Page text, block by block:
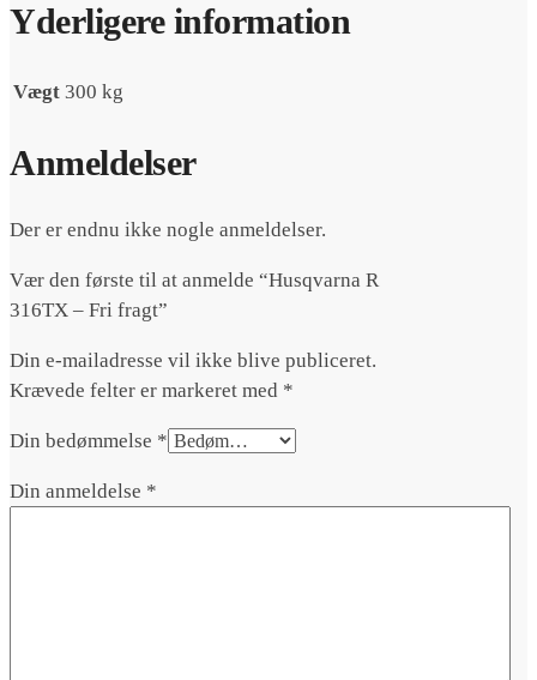
Yderligere information
Vægt 300 kg
Anmeldelser
Der er endnu ikke nogle anmeldelser.
Vær den første til at anmelde “Husqvarna R
316TX – Fri fragt”
Din e-mailadresse vil ikke blive publiceret.
Krævede felter er markeret med *
Din bedømmelse *
Din anmeldelse *